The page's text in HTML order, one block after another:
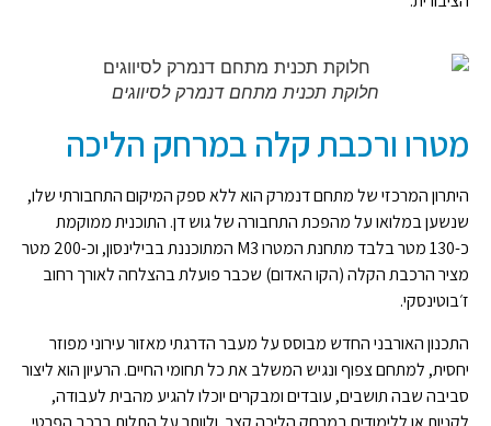
חלוקת תכנית מתחם דנמרק לסיווגים
מטרו ורכבת קלה במרחק הליכה
היתרון המרכזי של מתחם דנמרק הוא ללא ספק המיקום התחבורתי שלו,
שנשען במלואו על מהפכת התחבורה של גוש דן. התוכנית ממוקמת
כ-130 מטר בלבד מתחנת המטרו M3 המתוכננת בבילינסון, וכ-200 מטר
מציר הרכבת הקלה (הקו האדום) שכבר פועלת בהצלחה לאורך רחוב
ז׳בוטינסקי.
התכנון האורבני החדש מבוסס על מעבר הדרגתי מאזור עירוני מפוזר
יחסית, למתחם צפוף ונגיש המשלב את כל תחומי החיים. הרעיון הוא ליצור
סביבה שבה תושבים, עובדים ומבקרים יוכלו להגיע מהבית לעבודה,